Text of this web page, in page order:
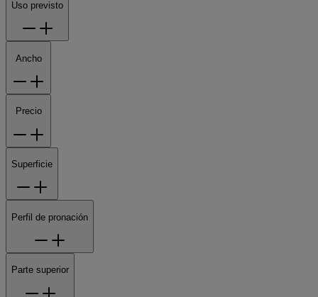
Uso previsto
Ancho
Precio
Superficie
Perfil de pronación
Parte superior